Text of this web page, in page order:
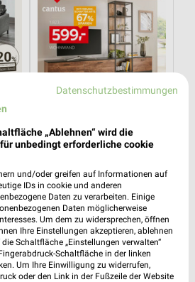
Wohnen Spezial
Gültig bis Fr. 14.08.
XXXLutz
Datenschutzbestimmungen
„Ablehnen“ wird die
unbedingt erforderliche cookie
und/oder greifen auf Informationen auf
IDs in cookie und anderen
Daten zu verarbeiten. Einige
Daten möglicherweise
Um dem zu widersprechen, öffnen
Ihre Einstellungen akzeptieren, ablehnen
Schaltfläche „Einstellungen verwalten“
Schaltfläche in der linken
Um Ihre Einwilligung zu widerrufen,
oder den Link in der Fußzeile der Website